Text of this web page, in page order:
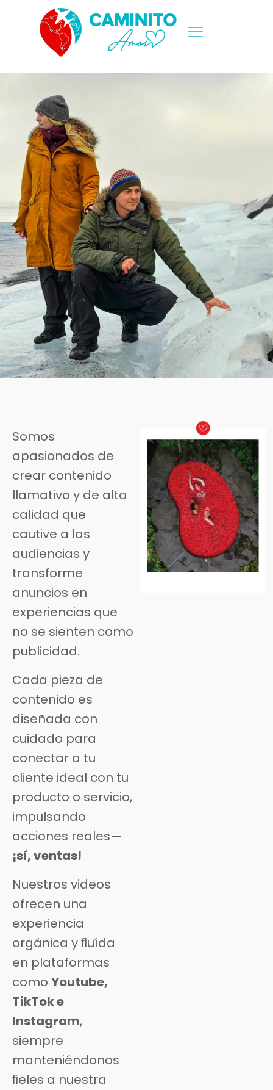
Somos
apasionados de
crear contenido
llamativo y de alta
calidad que
cautive a las
audiencias y
transforme
anuncios en
experiencias que
no se sienten como
publicidad.
Cada pieza de
contenido es
diseñada con
cuidado para
conectar a tu
cliente ideal con tu
producto o servicio,
impulsando
acciones reales—
¡sí, ventas!
Nuestros videos
ofrecen una
experiencia
orgánica y ﬂuída
en plataformas
como Youtube,
TikTok e
Instagram,
siempre
manteniéndonos
ﬁeles a nuestra